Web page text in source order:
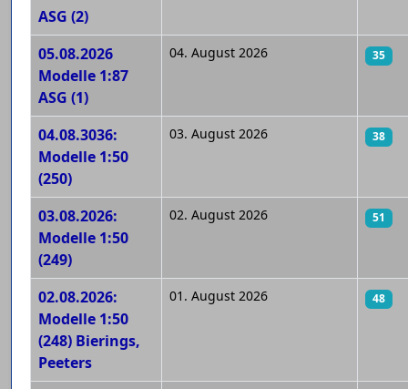
ASG (2)
05.08.2026
Modelle 1:87
ASG (1)
04. August 2026 35
04.08.3036:
Modelle 1:50
(250)
03. August 2026 38
03.08.2026:
Modelle 1:50
(249)
02. August 2026 51
02.08.2026:
Modelle 1:50
(248) Bierings,
Peeters
01. August 2026 48